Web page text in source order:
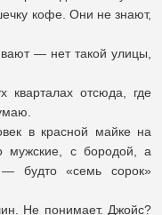
кофе. Они не знают,
— нет такой улицы,
отсюда, где
в красной майке на
мужские, с бородой, а
будто «семь сорок»
Не понимает. Джойс?